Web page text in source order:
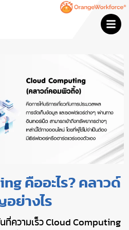
คืออะไร? คลาวด์
ย่างไร
ความเร็ว Cloud Computing